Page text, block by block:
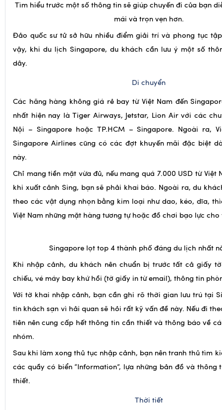
Đảo quốc sư tử sở hữu nhiều điểm giải trí và phong tục
vậy, khi du lịch Singapore, du khách cần lưu ý một số
dây.
nhất hiện nay là Tiger Airways, Jetstar, Lion Air với các
Nội – Singapore hoặc TP.HCM – Singapore. Ngoài ra,
Singapore Airlines cũng có các đợt khuyến mãi đặc biệt
này.
Chỉ mang tiền mặt vừa đủ, nếu mang quá7.000 USDtừ Việt
khi xuất cảnh Sing, bạn sẽ phải khai báo. Ngoài ra, du
theo các vật dụng nhọn bằng kim loại như dao, kéo, dĩa,
Việt Nam những mặt hàng tương tự hoặc đồ chơi bạo lực cho
Singapore lọt top 4 thành phố đáng du lịch nhất
chiếu, vé máy bay khứ hồi (tờ giấy in từ email), thông tin
Với tờ khai nhập cảnh, bạn cần ghi rõ thời gian lưu trú tại
tin khách sạn vì hải quan sẽ hỏi rất kỹ vấn đề này. Nếu đi
tiên nên cung cấp hết thông tin cần thiết và thông báo về
nhóm.
Sau khi làm xong thủ tục nhập cảnh, bạn nên tranh thủ tìm
các quầy có biển “Information”, lựa những bản đồ và thông
thiết.